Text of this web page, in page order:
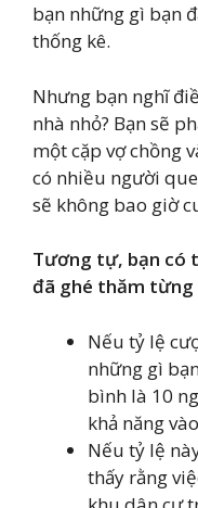
bạn những gì bạn
thống kê.
Nhưng bạn nghĩ
nhà nhỏ? Bạn sẽ
một cặp vợ chồng
có nhiều người
sẽ không bao giờ
Tương tự, bạn có
đã ghé thăm
Nếu tỷ lệ
những gì
bình là 10
khả năng
Nếu tỷ lệ
thấy rằng